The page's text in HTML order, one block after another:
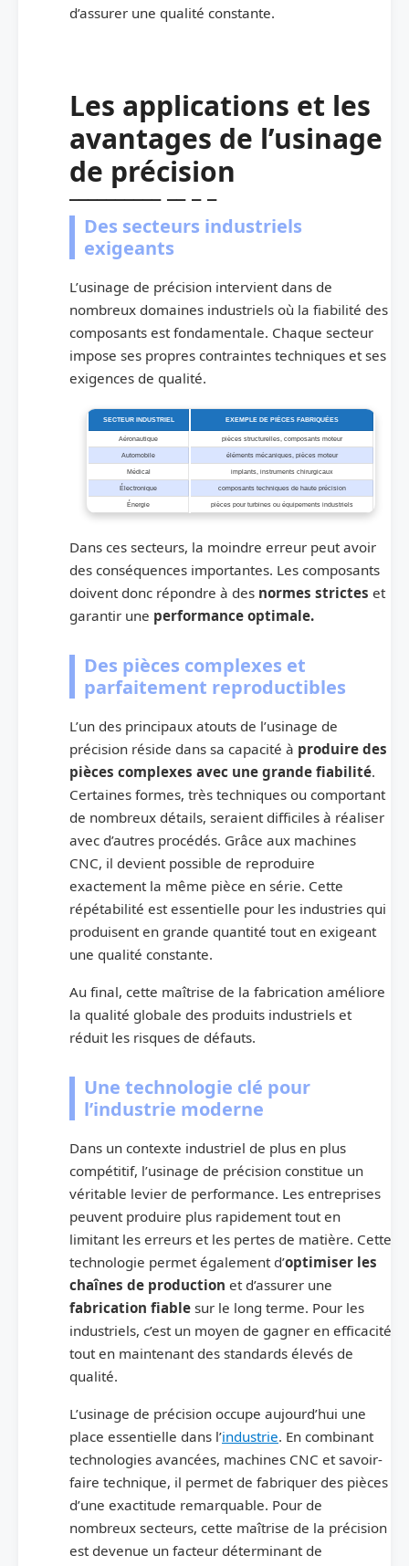
d’assurer une qualité constante.
Les applications et les
avantages de l’usinage
de précision
Des secteurs industriels
exigeants
L’usinage de précision intervient dans de
nombreux domaines industriels où la fiabilité des
composants est fondamentale. Chaque secteur
impose ses propres contraintes techniques et ses
exigences de qualité.
SECTEUR INDUSTRIEL EXEMPLE DE PIÈCES FABRIQUÉES
Aéronautique pièces structurelles, composants moteur
Automobile éléments mécaniques, pièces moteur
Médical implants, instruments chirurgicaux
Électronique composants techniques de haute précision
Énergie pièces pour turbines ou équipements industriels
Dans ces secteurs, la moindre erreur peut avoir
des conséquences importantes. Les composants
doivent donc répondre à des normes strictes et
garantir une performance optimale.
Des pièces complexes et
parfaitement reproductibles
L’un des principaux atouts de l’usinage de
précision réside dans sa capacité à produire des
pièces complexes avec une grande fiabilité.
Certaines formes, très techniques ou comportant
de nombreux détails, seraient difficiles à réaliser
avec d’autres procédés. Grâce aux machines
CNC, il devient possible de reproduire
exactement la même pièce en série. Cette
répétabilité est essentielle pour les industries qui
produisent en grande quantité tout en exigeant
une qualité constante.
Au final, cette maîtrise de la fabrication améliore
la qualité globale des produits industriels et
réduit les risques de défauts.
Une technologie clé pour
l’industrie moderne
Dans un contexte industriel de plus en plus
compétitif, l’usinage de précision constitue un
véritable levier de performance. Les entreprises
peuvent produire plus rapidement tout en
limitant les erreurs et les pertes de matière. Cette
technologie permet également d’optimiser les
chaînes de production et d’assurer une
fabrication fiable sur le long terme. Pour les
industriels, c’est un moyen de gagner en efficacité
tout en maintenant des standards élevés de
qualité.
L’usinage de précision occupe aujourd’hui une
place essentielle dans l’industrie. En combinant
technologies avancées, machines CNC et savoir-
faire technique, il permet de fabriquer des pièces
d’une exactitude remarquable. Pour de
nombreux secteurs, cette maîtrise de la précision
est devenue un facteur déterminant de